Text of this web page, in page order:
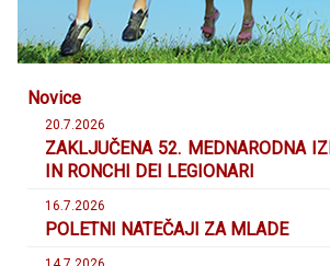
Novice
20.7.2026
ZAKLJUČENA 52. MEDNARODNA
IN RONCHI DEI LEGIONARI
16.7.2026
POLETNI NATEČAJI ZA MLADE